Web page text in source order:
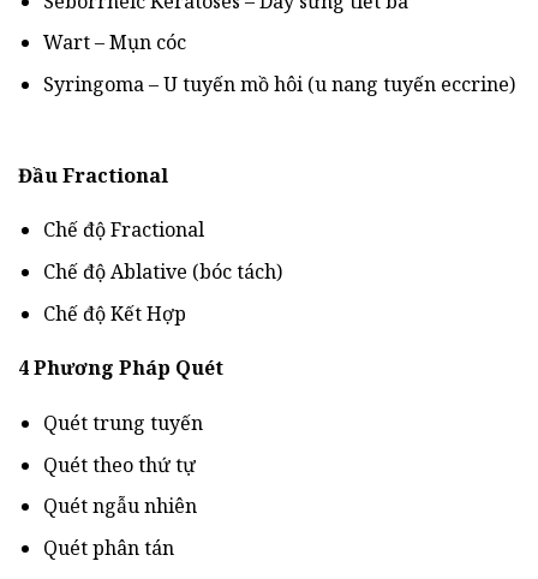
Wart – Mụn cóc
Syringoma – U tuyến mồ hôi (u nang tuyến eccrine)
Đầu Fractional
Chế độ Fractional
Chế độ Ablative (bóc tách)
Chế độ Kết Hợp
4 Phương Pháp Quét
Quét trung tuyến
Quét theo thứ tự
Quét ngẫu nhiên
Quét phân tán